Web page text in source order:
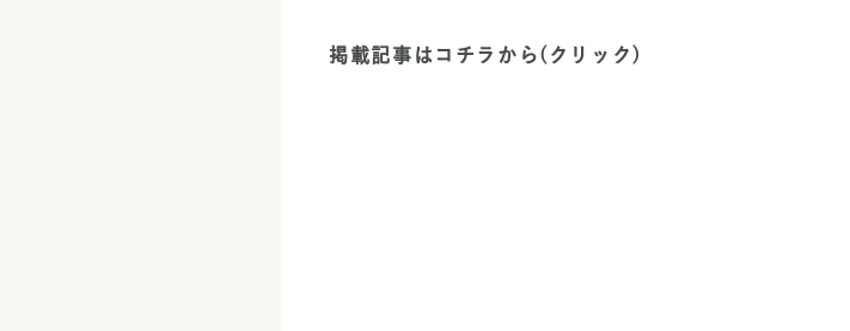
掲載記事は コチラ から(クリック)